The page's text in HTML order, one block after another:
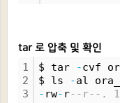
tar 로 압축 및 확인
1
2
3
$ tar -cvf
$ ls
-al
- rw- r--r--. 1